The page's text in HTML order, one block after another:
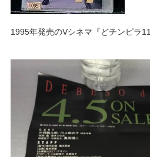
1995年発売のVシネマ『どチンピラ11